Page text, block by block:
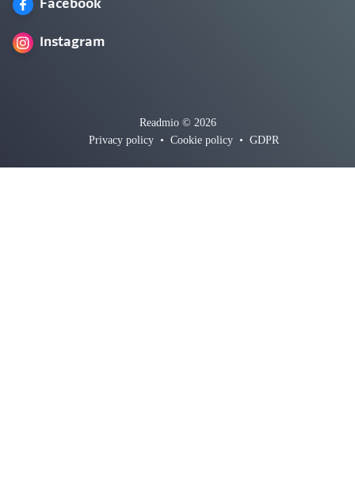
Facebook
Instagram
Readmio © 2026
Privacy policy • Cookie policy • GDPR